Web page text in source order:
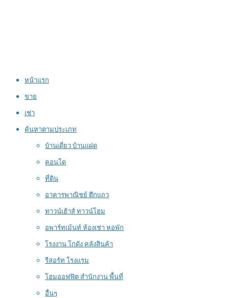
หน้าแรก
ขาย
เช่า
ค้นหาตามประเภท
บ้านเดี่ยว บ้านแฝด
คอนโด
ที่ดิน
อาคารพาณิชย์ ตึกแถว
ทาวน์เฮ้าส์ ทาวน์โฮม
อพาร์ทเม้นท์ ห้องเช่า หอพัก
โรงงาน โกดัง คลังสินค้า
รีสอร์ท โรงแรม
โฮมออฟฟิต สำนักงาน พื้นที่
อื่นๆ